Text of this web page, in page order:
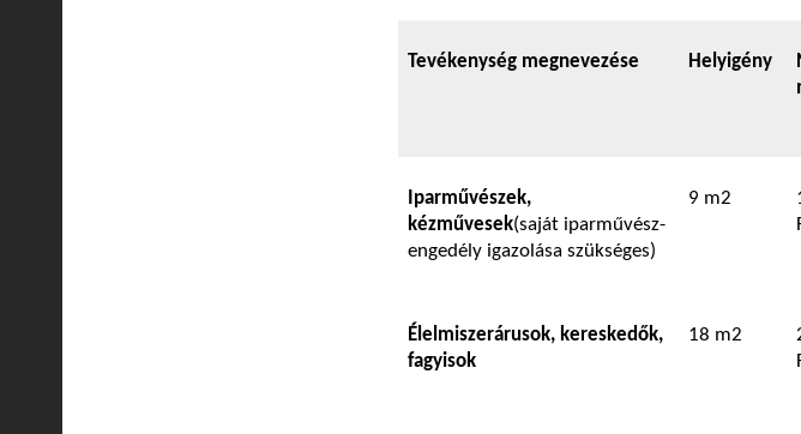
Tevékenység megnevezése Helyigény
Iparművészek,
kézművesek(saját iparművész-
engedély igazolása szükséges)
9 m2
Élelmiszerárusok, kereskedők,
fagyisok
18 m2